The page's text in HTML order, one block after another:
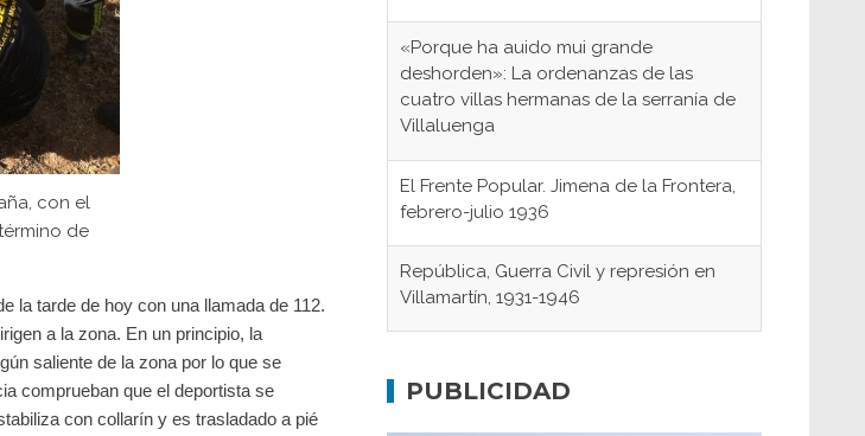
con el
de
la tarde de hoy con una llamada de 112.
a la zona. En un principio, la
saliente de la zona por lo que se
comprueban que el deportista se
con collarín y es trasladado a pié
«Porque ha auido mui grande
deshorden»: La ordenanzas de las
cuatro villas hermanas de la serranía de
Villaluenga
El Frente Popular. Jimena de la Frontera,
febrero-julio 1936
República, Guerra Civil y represión en
Villamartín, 1931-1946
concentración nazis
PUBLICIDAD